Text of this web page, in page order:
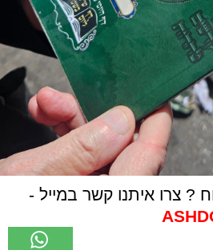
? צרו איתנו קשר במייל -